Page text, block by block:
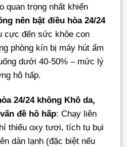
quan trọng nhất khiến
nên bật điều hòa 24/24
cực đến sức khỏe con
phòng kín bị máy hút ẩm
dưới 40-50% – mức lý
hô hấp.
24/24 không Khô da,
đề hô hấp: Chạy liên
thiếu oxy tươi, tích tụ bụi
dàn lạnh (đặc biệt nếu